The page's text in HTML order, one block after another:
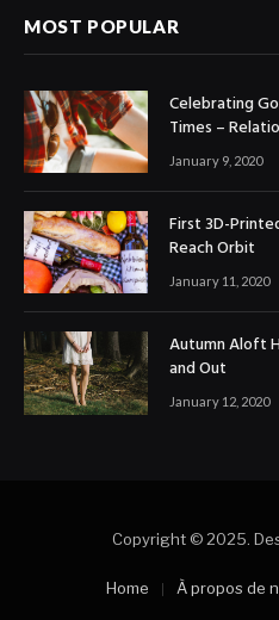
MOST POPULAR
Celebrating
Times –
January 9, 2020
First 3D-
Reach Orbit
January 11, 2020
Autumn Aloft
and Out
January 12, 2020
Copyright © 2025.
Home À propos de